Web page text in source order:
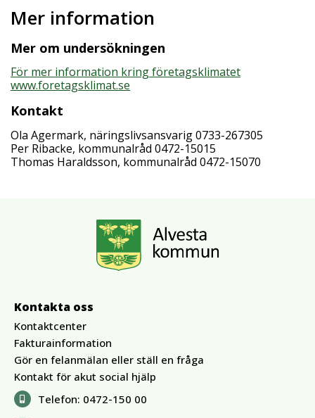
Mer information
Mer om undersökningen
För mer information kring företagsklimatet
www.foretagsklimat.se
Kontakt
Ola Agermark, näringslivsansvarig 0733-267305
Per Ribacke, kommunalråd 0472-15015
Thomas Haraldsson, kommunalråd 0472-15070
Kontakta oss
Kontaktcenter
Fakturainformation
Gör en felanmälan eller ställ en fråga
Kontakt för akut social hjälp
Telefon: 0472-150 00